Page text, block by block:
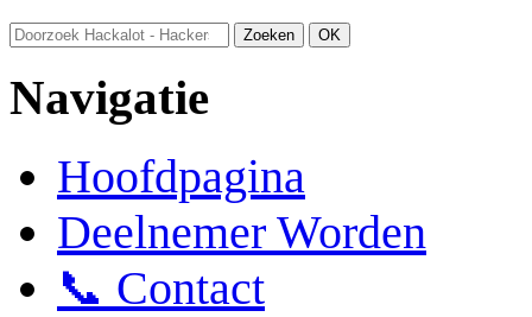
Navigatie
Hoofdpagina
Deelnemer Worden
📞 Contact